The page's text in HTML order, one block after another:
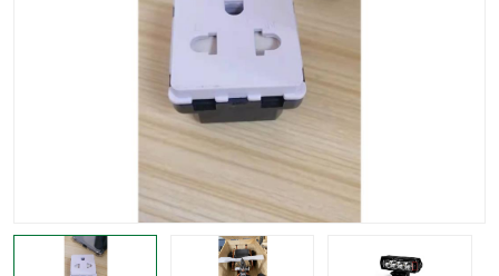
机床进口清关